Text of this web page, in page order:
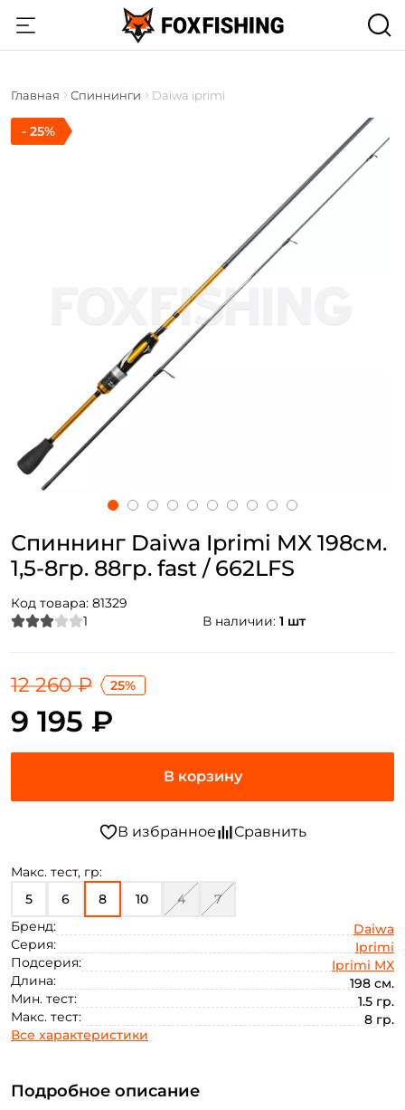
Главная Спиннинги Daiwa iprimi
Спиннинг Daiwa Iprimi MX 198см.
1,5-8гр. 88гр. fast / 662LFS
Код товара: 81329
1
В наличии: 1 шт
- 25%
Макс. тест, гр:
5
6 8 10 4
7
Бренд:
Daiwa
Серия:
Iprimi
Подсерия:
Iprimi MX
Длина:
198 см.
Мин. тест:
1.5 гр.
Макс. тест:
8 гр.
Все характеристики
9 195 ₽
12 260 ₽ 25%
Подробное описание